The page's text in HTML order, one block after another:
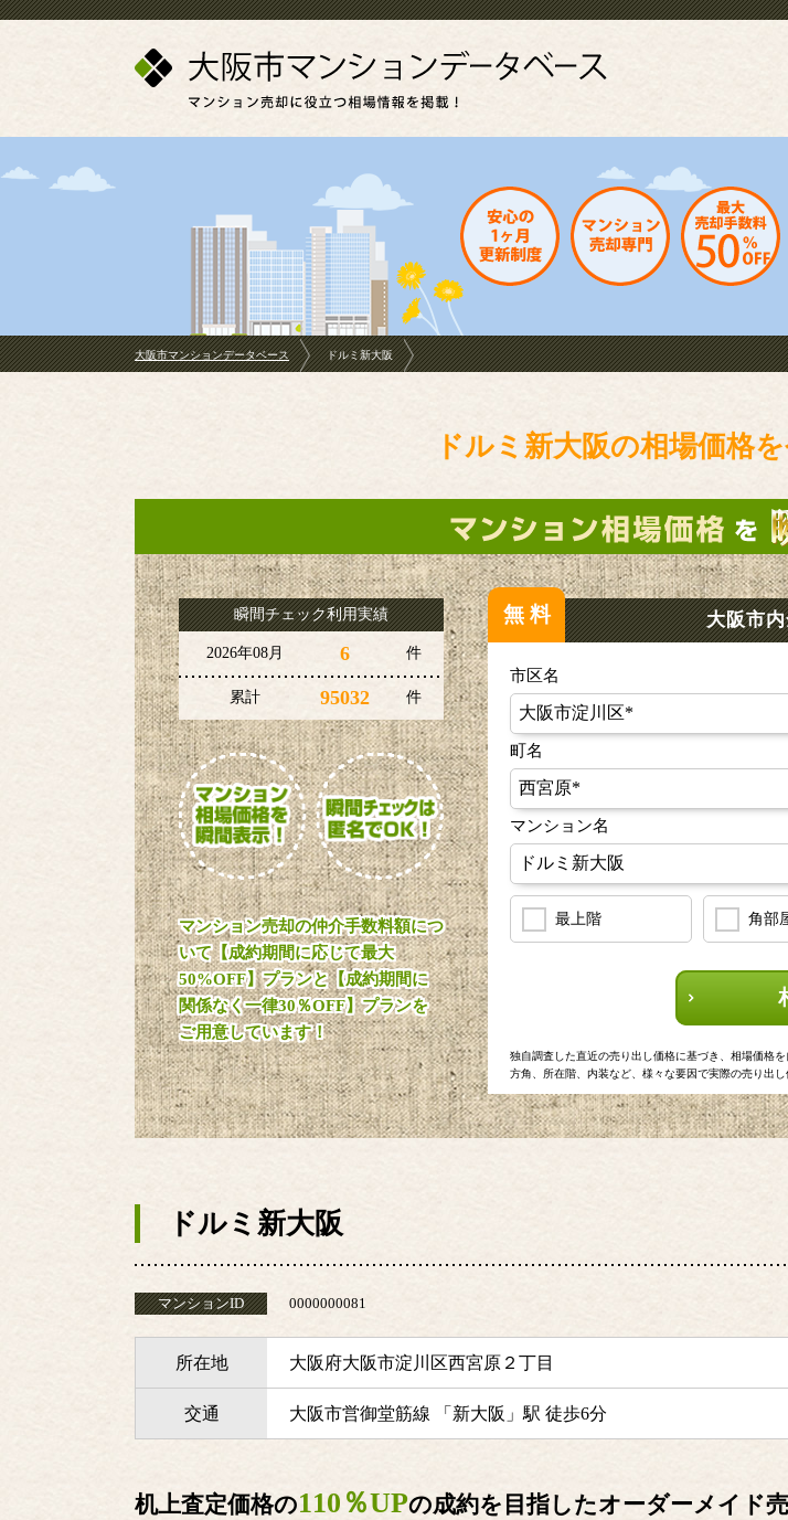
大阪市マンションデータベース ドルミ新大阪
ドルミ新大阪の相場価格
瞬間チェック利用実績
2026年08月 6 件
累計 95032 件
マンション売却の仲介手数料額につ
いて【成約期間に応じて最大
50%OFF】プランと【成約期間に
関係なく一律30％OFF】プランを
ご用意しています！
無料 大阪市
市区名
町名
マンション名
最上階 角部
独自調査した直近の売り出し価格に基づき、相場価格を
方角、所在階、内装など、様々な要因で実際の売り出
ドルミ新大阪
マンションID 0000000081
所在地 大阪府大阪市淀川区西宮原２丁目
交通 大阪市営御堂筋線 「新大阪」駅 徒歩6分
机上査定価格の110％UPの成約を目指したオーダーメイド売